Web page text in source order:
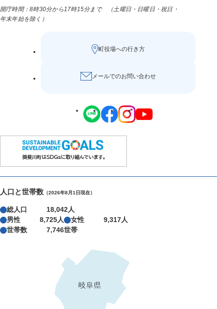
開庁時間：8時30分から17時15分まで （土曜日・日曜日・祝日・
年末年始を除く）
町役場への行き方
メールでのお問い合わせ
人口と世帯数 （2026年8月1日現在）
総人口
18,042人
男性
8,725人 女性
9,317人
世帯数
7,746世帯